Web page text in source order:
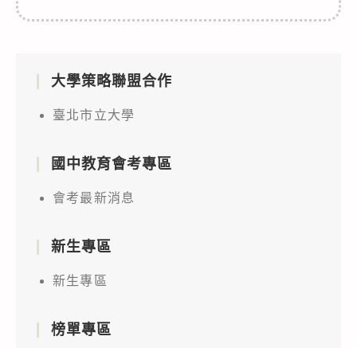
大學策略聯盟合作
臺北市立大學
國中教育會考專區
會考最新消息
新生專區
新生專區
榜單專區